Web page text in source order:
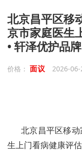
北京昌平区移
京市家庭医生
• 轩泽优护品牌
价格： 面议 2026-
北京昌平区移
生上门看病健康评